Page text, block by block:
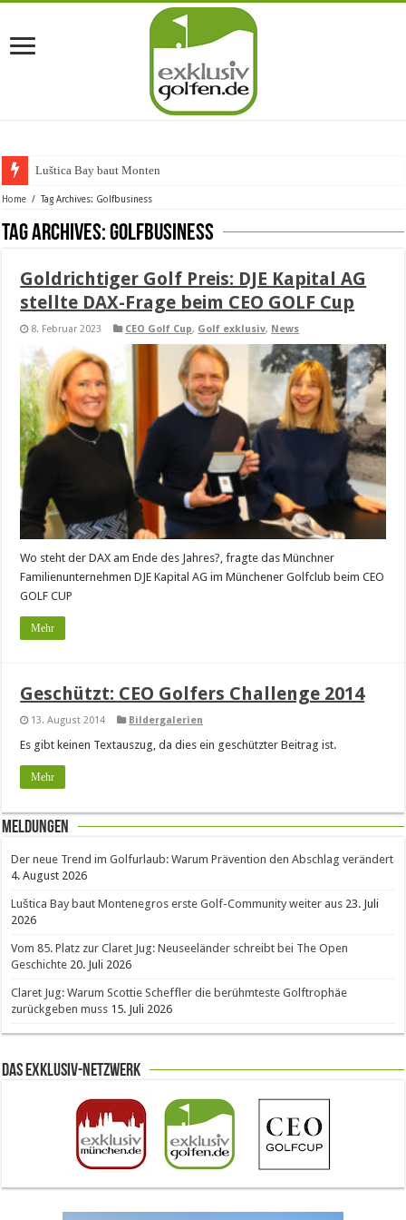
Luštica Bay baut Montenegros
Home / Tag Archives: Golfbusiness
Tag Archives:Golfbusiness
Goldrichtiger Golf Preis: DJE Kapital AG
stellte DAX-Frage beim CEO GOLF Cup
8. Februar 2023 CEO Golf Cup, Golf exklusiv, News
Wo steht der DAX am Ende des Jahres?, fragte das Münchner
Familienunternehmen DJE Kapital AG im Münchener Golfclub beim CEO
GOLF CUP
Mehr
Geschützt: CEO Golfers Challenge 2014
13. August 2014 Bildergalerien
Es gibt keinen Textauszug, da dies ein geschützter Beitrag ist.
Mehr
Meldungen
Der neue Trend im Golfurlaub: Warum Prävention den Abschlag verändert
4. August 2026
Luštica Bay baut Montenegros erste Golf-Community weiter aus 23. Juli
2026
Vom 85. Platz zur Claret Jug: Neuseeländer schreibt bei The Open
Geschichte 20. Juli 2026
Claret Jug: Warum Scottie Scheffler die berühmteste Golftrophäe
zurückgeben muss 15. Juli 2026
Das Exklusiv-Netzwerk